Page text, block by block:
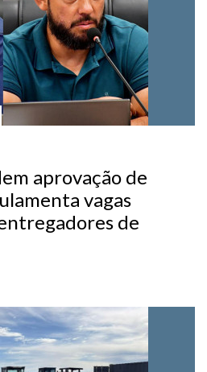
aprovação de
vagas
de